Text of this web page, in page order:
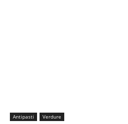
Antipasti Verdure